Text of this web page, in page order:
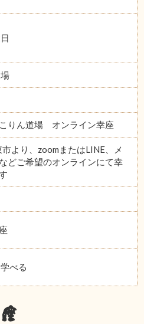
りん道場 オンライン幸座
より、zoomまたはLINE、メ
どご希望のオンラインにて幸
べる